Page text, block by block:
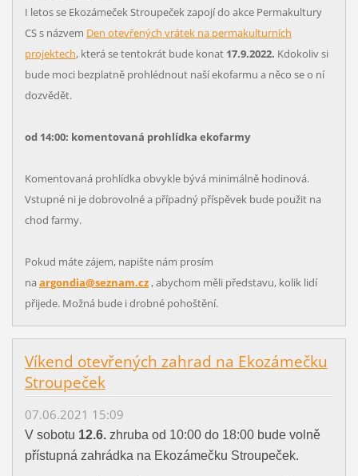
I letos se Ekozámeček Stroupeček zapojí do akce Permakultury
CS s názvem Den otevřených vrátek na permakulturních
projektech, která se tentokrát bude konat 17.9.2022. Kdokoliv si
bude moci bezplatně prohlédnout naší ekofarmu a něco se o ní
dozvědět.
od 14:00: komentovaná prohlídka ekofarmy
Komentovaná prohlídka obvykle bývá minimálně hodinová.
Vstupné ni je dobrovolné a případný příspěvek bude použit na
chod farmy.
Pokud máte zájem, napište nám prosím
na argondia@seznam.cz, abychom měli představu, kolik lidí
přijede. Možná bude i drobné pohoštění.
Víkend otevřených zahrad na Ekozámečku
Stroupeček
07.06.2021 15:09
V sobotu 12.6.zhruba od 10:00 do 18:00 bude volně
přístupná zahrádka na Ekozámečku Stroupeček.